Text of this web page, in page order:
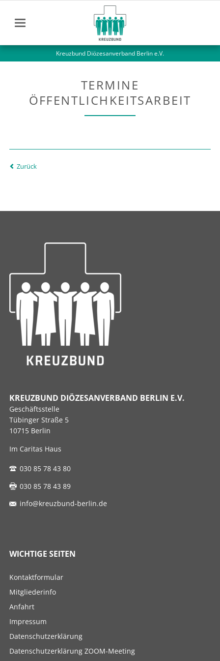
Kreuzbund Diözesanverband Berlin e.V.
TERMINE
ÖFFENTLICHKEITSARBEIT
Zurück
KREUZBUND DIÖZESANVERBAND BERLIN E.V.
Geschäftsstelle
Tübinger Straße 5
10715 Berlin
Im Caritas Haus
030 85 78 43 80
030 85 78 43 89
info@kreuzbund-berlin.de
WICHTIGE SEITEN
Navigation
Kontaktformular
Mitgliederinfo
Anfahrt
Impressum
Datenschutzerklärung
Datenschutzerklärung ZOOM-Meeting